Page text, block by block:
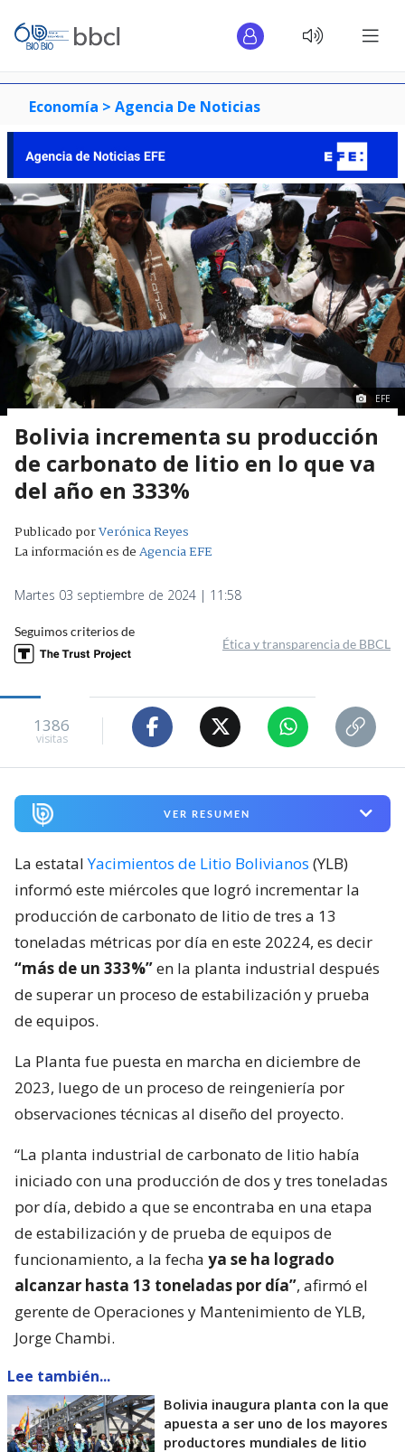
Economía > Agencia De Noticias
EFE
Bolivia incrementa su producción
de carbonato de litio en lo que va
del año en 333%
Publicado porVerónica Reyes
La información es deAgencia EFE
Martes 03 septiembre de 2024 | 11:58
Seguimos criterios de
Ética y transparencia de BBCL
1386
visitas
VER RESUMEN
La estatalYacimientos de Litio Bolivianos (YLB)
informó este miércoles que logró incrementar la
producción de carbonato de litio de tres a 13
toneladas métricas por día en este 20224, es decir
“más de un 333%”en la planta industrial después
de superar un proceso de estabilización y prueba
de equipos.
La Planta fue puesta en marcha en diciembre de
2023, luego de un proceso de reingeniería por
observaciones técnicas al diseño del proyecto.
“La planta industrial de carbonato de litio había
iniciado con una producción de dos y tres toneladas
por día, debido a que se encontraba en una etapa
de estabilización y de prueba de equipos de
funcionamiento, a la fecha ya se ha logrado
alcanzar hasta 13 toneladas por día”, afirmó el
gerente de Operaciones y Mantenimiento de YLB,
Jorge Chambi.
Lee también...
Bolivia inaugura planta con la que
apuesta a ser uno de los mayores
productores mundiales de litio